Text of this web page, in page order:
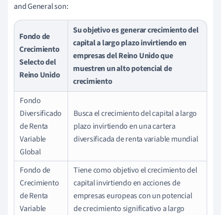
and General son:
Fondo de
Crecimiento
Selecto del
Reino Unido
Su objetivo es generar crecimiento del
capital a largo plazo invirtiendo en
empresas del Reino Unido que
muestren un alto potencial de
crecimiento
Fondo
Diversificado
de Renta
Variable
Global
Busca el crecimiento del capital a largo
plazo invirtiendo en una cartera
diversificada de renta variable mundial
Fondo de
Crecimiento
de Renta
Variable
Tiene como objetivo el crecimiento del
capital invirtiendo en acciones de
empresas europeas con un potencial
de crecimiento significativo a largo